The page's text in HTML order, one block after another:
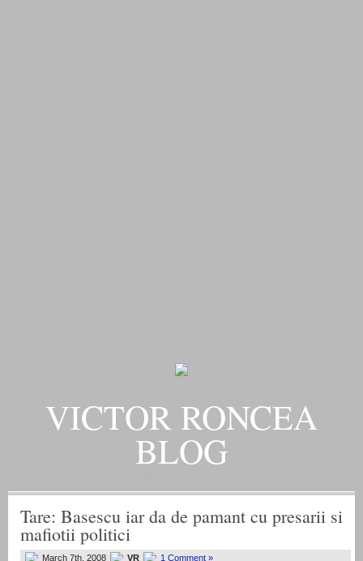
VICTOR RONCEA
BLOG
Tare: Basescu iar da de pamant cu presarii si
mafiotii politici
March 7th, 2008 VR 1 Comment »